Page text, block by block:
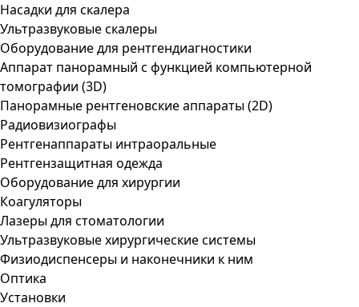
Насадки для скалера
Ультразвуковые скалеры
Оборудование для рентгендиагностики
Аппарат панорамный с функцией компьютерной
томографии (3D)
Панорамные рентгеновские аппараты (2D)
Радиовизиографы
Рентгенаппараты интраоральные
Рентгензащитная одежда
Оборудование для хирургии
Коагуляторы
Лазеры для стоматологии
Ультразвуковые хирургические системы
Физиодиспенсеры и наконечники к ним
Оптика
Установки